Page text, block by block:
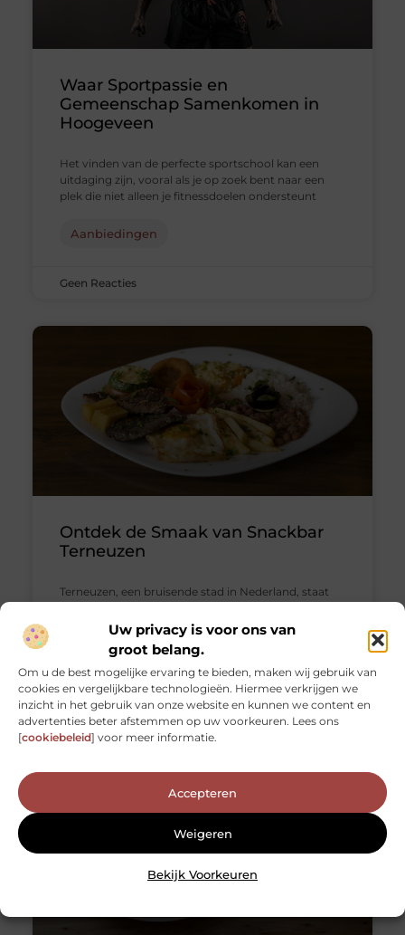
Uw privacy is voor ons van
groot belang.
Om u de best mogelijke ervaring te bieden, maken wij gebruik van
cookies en vergelijkbare technologieën. Hiermee verkrijgen we
inzicht in het gebruik van onze website en kunnen we content en
advertenties beter afstemmen op uw voorkeuren. Lees ons
[cookiebeleid] voor meer informatie.
Accepteren
Weigeren
Bekijk Voorkeuren
Waar Sportpassie en
Gemeenschap Samenkomen in
Hoogeveen
Het vinden van de perfecte sportschool kan een
uitdaging zijn, vooral als je op zoek bent naar een
plek die niet alleen je fitnessdoelen ondersteunt
Aanbiedingen
Geen Reacties
Ontdek de Smaak van Snackbar
Terneuzen
Terneuzen, een bruisende stad in Nederland, staat
stad veel te bieden heeft, blijft één aspect dat de
Aanbiedingen
Geen Reacties